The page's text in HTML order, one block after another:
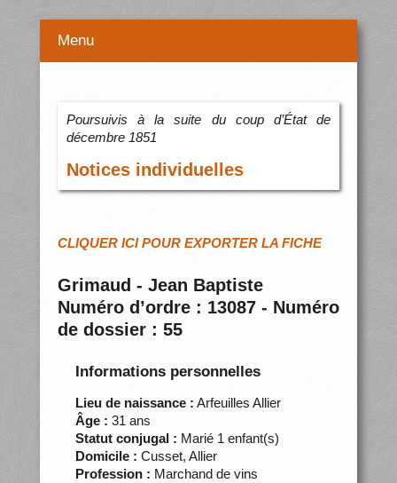
Menu
Poursuivis à la suite du coup d’État de
décembre 1851
Notices individuelles
CLIQUER ICI POUR EXPORTER LA FICHE
Grimaud - Jean Baptiste
Numéro d’ordre : 13087 - Numéro
de dossier : 55
Informations personnelles
Lieu de naissance : Arfeuilles Allier
Âge : 31 ans
Statut conjugal : Marié 1 enfant(s)
Domicile : Cusset, Allier
Profession : Marchand de vins